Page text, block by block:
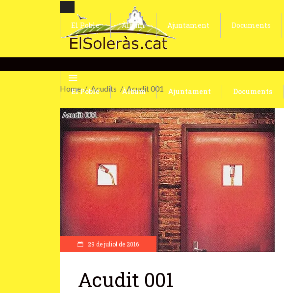
El Poble Àlbum Ajuntament Documents
El Poble Àlbum Ajuntament Documents
Home Acudits Acudit 001
29 de juliol de 2016
Acudit 001